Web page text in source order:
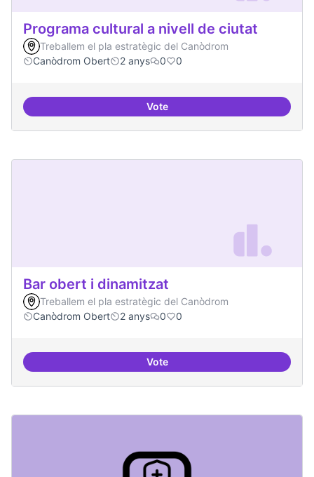
Programa cultural a nivell de ciutat
Treballem el pla estratègic del Canòdrom
Canòdrom Obert
2 anys 0 0
VotePrograma cultural a nivell de
Bar obert i dinamitzat
Treballem el pla estratègic del Canòdrom
Canòdrom Obert
2 anys 0 0
VoteBar obert i dinamitzat